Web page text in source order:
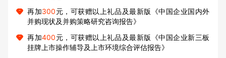
再加300元，可获赠以上礼品及最新版《中国企业国内外
并购现状及并购策略研究咨询报告》
再加400元，可获赠以上礼品及最新版《中国企业新三板
挂牌上市操作辅导及上市环境综合评估报告》